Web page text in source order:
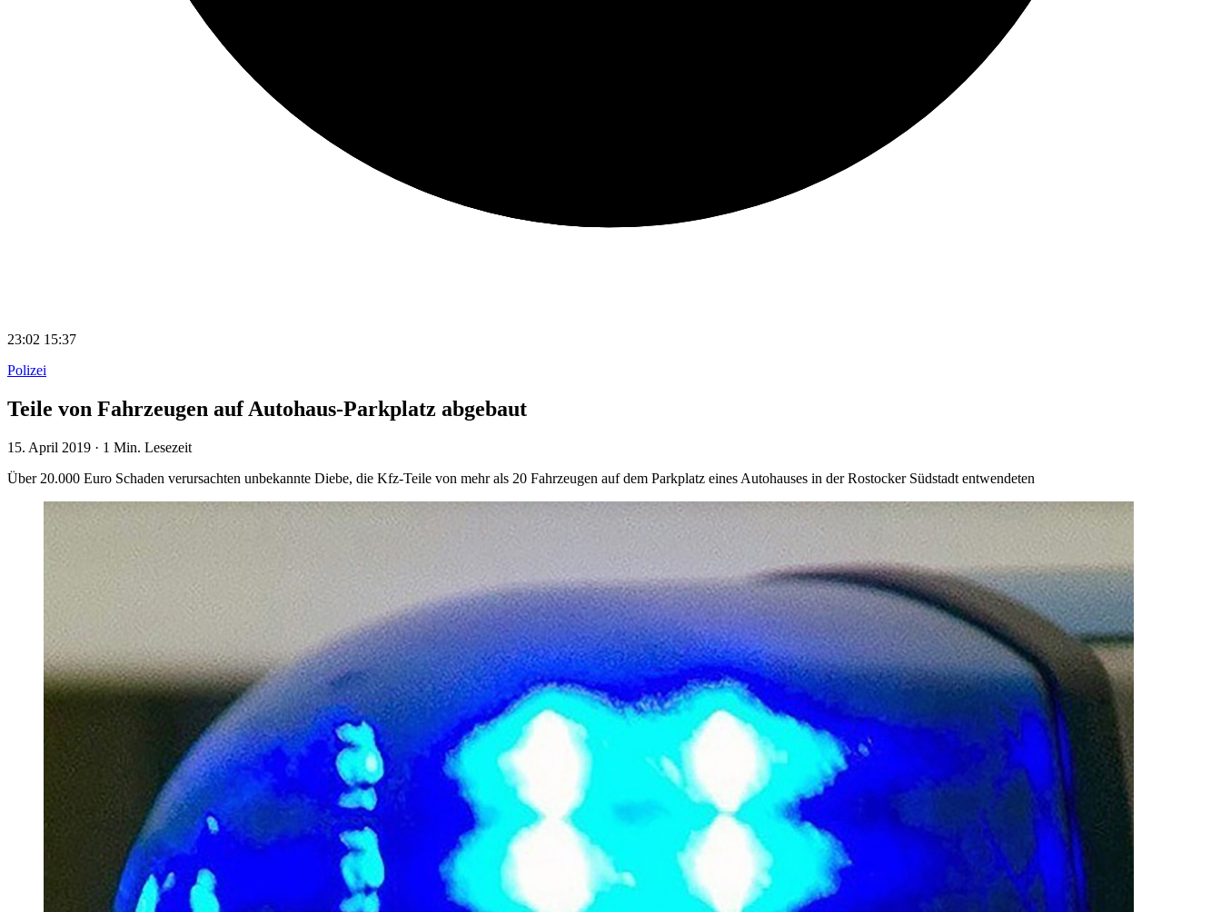
23:02 15:37
Polizei
Teile von Fahrzeugen auf Autohaus-Parkplatz abgebaut
15. April 2019 · 1 Min. Lesezeit
Über 20.000 Euro Schaden verursachten unbekannte Diebe, die Kfz-Teile von mehr als 20 Fahrzeugen auf dem Parkplatz eines Autohauses in der Rostocker Südstadt entwendeten